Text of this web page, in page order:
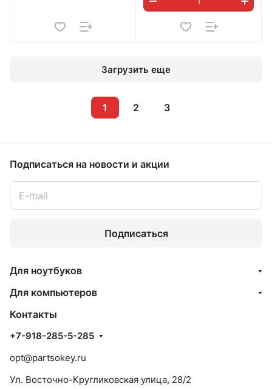
Загрузить еще
1 2 3
Подписаться на новости и акции
Подписаться
Для ноутбуков
Для компьютеров
Контакты
+7-918-285-5-285
opt@partsokey.ru
Ул. Восточно-Кругликовская улица, 28/2